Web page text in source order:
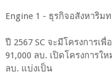
Engine 1 - ธุรกิจอสังหาริม
ปี 2567 SC จะมีโครงการเ
91,000 ลบ. เปิดโครงการใ
ลบ. แบ่งเป็น